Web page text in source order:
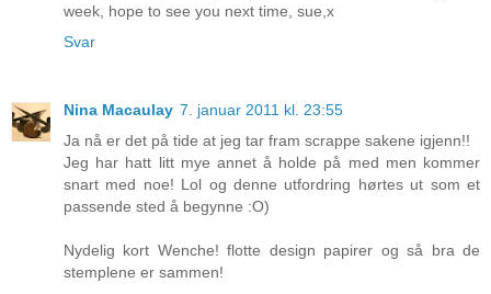
week, hope to see you next time, sue,x
Svar
Nina Macaulay 7. januar 2011 kl. 23:55
Ja nå er det på tide at jeg tar fram scrappe sakene igjenn!!
Jeg har hatt litt mye annet å holde på med men kommer
snart med noe! Lol og denne utfordring hørtes ut som et
passende sted å begynne :O)
Nydelig kort Wenche! flotte design papirer og så bra de
stemplene er sammen!